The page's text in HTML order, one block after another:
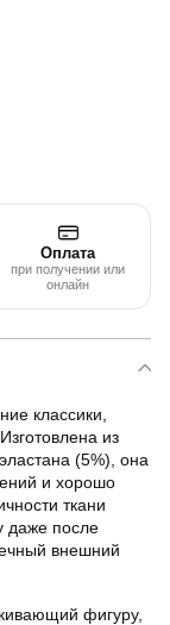
Оплата
при получении или
онлайн
классики,
из
(5%), она
и хорошо
ткани
даже после
внешний
фигуру,